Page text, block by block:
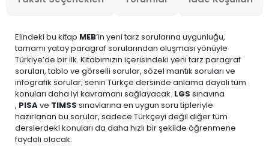
Elindeki bu kitap MEB’in yeni tarz sorularına uygunluğu,
tamamı yatay paragraf sorularından oluşması yönüyle
Türkiye’de bir ilk. Kitabımızın içerisindeki yeni tarz paragraf
soruları, tablo ve görselli sorular, sözel mantık soruları ve
infografik sorular; senin Türkçe dersinde anlama dayalı tüm
konuları daha iyi kavramanı sağlayacak. LGS sınavına
, PISAve TIMSS sınavlarına en uygun soru tipleriyle
hazırlanan bu sorular, sadece Türkçeyi değil diğer tüm
derslerdeki konuları da daha hızlı bir şekilde öğrenmene
faydalı olacak.